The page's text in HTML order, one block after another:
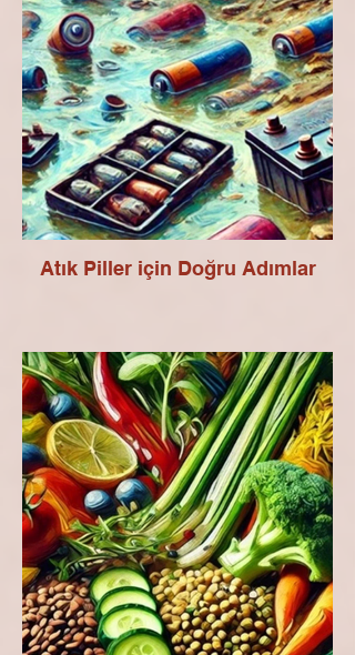
Atık Piller için Doğru Adımlar